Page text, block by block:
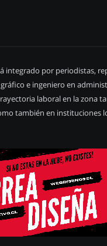
integrado por periodistas,
e ingeniero en
laboral en la zona
también en instituciones